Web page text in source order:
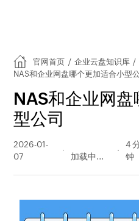
官网首页 / 企业云盘知识库 /
NAS和企业网盘哪个更加适合小型
NAS和企业网
型公司
2026-01-
07
量
4
钟